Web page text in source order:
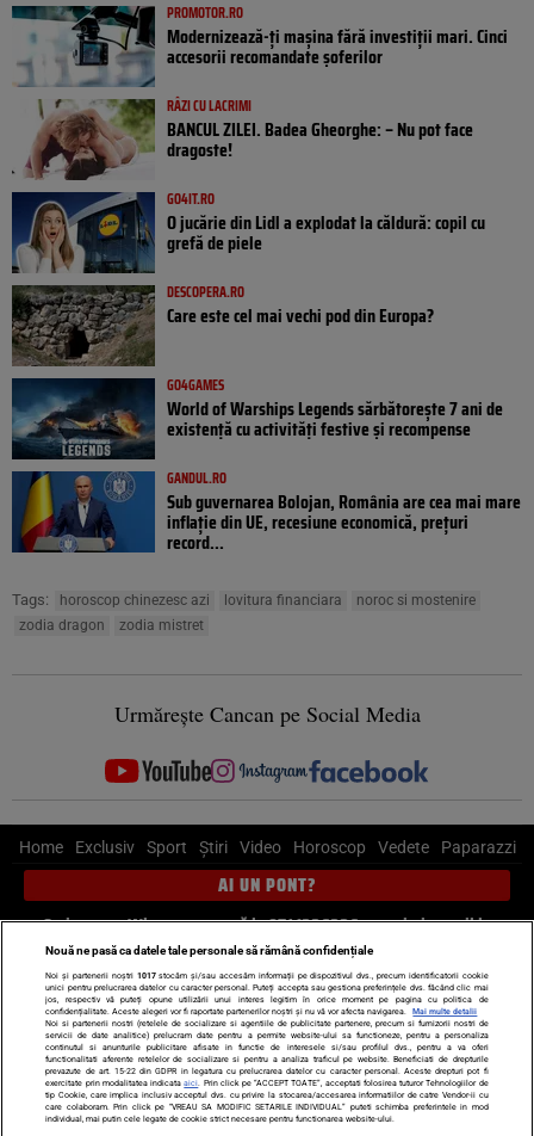
PROMOTOR.RO
Modernizează-ți mașina fără investiții mari. Cinci
accesorii recomandate șoferilor
RÂZI CU LACRIMI
BANCUL ZILEI. Badea Gheorghe: – Nu pot face
dragoste!
GO4IT.RO
O jucărie din Lidl a explodat la căldură: copil cu
grefă de piele
DESCOPERA.RO
Care este cel mai vechi pod din Europa?
GO4GAMES
World of Warships Legends sărbătorește 7 ani de
existență cu activități festive și recompense
GANDUL.RO
Sub guvernarea Bolojan, România are cea mai mare
inflație din UE, recesiune economică, prețuri
record...
Tags: horoscop chinezesc azi lovitura financiara
noroc si mostenire
zodia dragon
zodia mistret
Urmărește Cancan pe Social Media
Home Exclusiv Sport Știri Video Horoscop Vedete Paparazzi
AI UN PONT?
Scrie-ne pe Whatsapp, sună la 0741226226 sau trimite mail la
pont@cancan.ro
Știri interne Știri externe
Politică
Ultimele stiri
Diete Insula Iubirii Dictionar de vise
LIFE STYLE
Horoscop
Echipa editorială
Termeni si condiții
Politica de confidențialitate
Nouă ne pasă ca datele tale personale să rămână confidențiale
Noi și partenerii noștri 1017stocăm și/sau accesăm informații pe dispozitivul dvs., precum identificatorii cookie
unici pentru prelucrarea datelor cu caracter personal. Puteți accepta sau gestiona preferințele dvs. făcând clic mai
jos, respectiv vă puteți opune utilizării unui interes legitim în orice moment pe pagina cu politica de
confidențialitate. Aceste alegeri vor fi raportate partenerilor noștri și nu vă vor afecta navigarea.
Mai multe detalii
Noi si partenerii nostri (retelele de socializare si agentiile de publicitate partenere, precum si furnizorii nostri de
servicii de date analitice) prelucram date pentru a permite website-ului sa functioneze, pentru a personaliza
continutul si anunturile publicitare afisate in functie de interesele si/sau profilul dvs., pentru a va oferi
functionalitati aferente retelelor de socializare si pentru a analiza traficul pe website. Beneficiati de drepturile
prevazute de art. 15-22 din GDPR in legatura cu prelucrarea datelor cu caracter personal. Aceste drepturi pot fi
exercitate prin modalitatea indicataaici . Prin click pe “ACCEPT TOATE”, acceptati folosirea tuturor Tehnologiilor de
tip Cookie, care implica inclusiv acceptul dvs. cu privire la stocarea/accesarea informatiilor de catre Vendor-ii cu
care colaboram. Prin click pe “VREAU SA MODIFIC SETARILE INDIVIDUAL” puteti schimba preferintele in mod
individual, mai putin cele legate de cookie strict necesare pentru functionarea website-ului.